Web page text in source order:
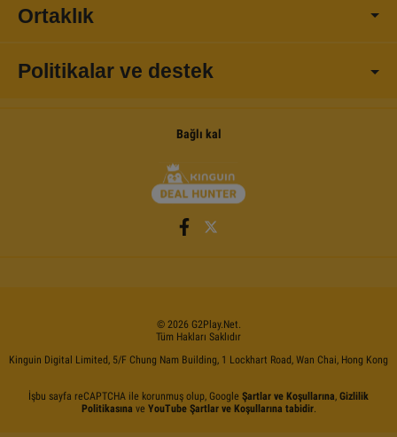
Ortaklık
Politikalar ve destek
Bağlı kal
© 2026 G2Play.net.
Tüm Hakları Saklıdır
Kinguin Digital Limited, 5/F Chung Nam Building, 1 Lockhart Road, Wan Chai, Hong Kong
İşbu sayfa reCAPTCHA ile korunmuş olup, Google Şartlar ve Koşullarına, Gizlilik
Politikasına ve YouTube Şartlar ve Koşullarına tabidir.